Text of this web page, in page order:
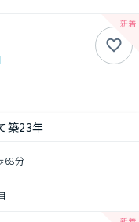
築23年
68分